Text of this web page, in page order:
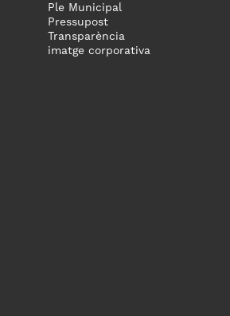
Ple Municipal
Pressupost
Transparència
imatge corporativa